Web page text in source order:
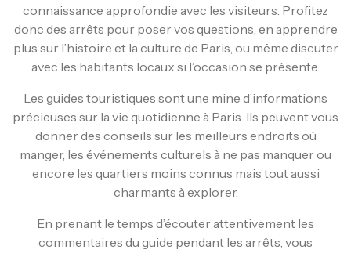
connaissance approfondie avec les visiteurs. Profitez
donc des arrêts pour poser vos questions, en apprendre
plus sur l’histoire et la culture de Paris, ou même discuter
avec les habitants locaux si l’occasion se présente.
Les guides touristiques sont une mine d’informations
précieuses sur la vie quotidienne à Paris. Ils peuvent vous
donner des conseils sur les meilleurs endroits où
manger, les événements culturels à ne pas manquer ou
encore les quartiers moins connus mais tout aussi
charmants à explorer.
En prenant le temps d’écouter attentivement les
commentaires du guide pendant les arrêts, vous